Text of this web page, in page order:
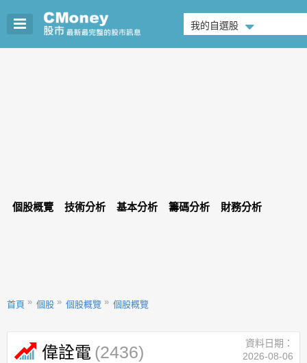
我的自選股
個股概覽 技術分析 基本分析 籌碼分析 財務分析
首頁 個股 個股概覽 個股概覽
偉詮電 (2436)
資料日期：
2026-08-06